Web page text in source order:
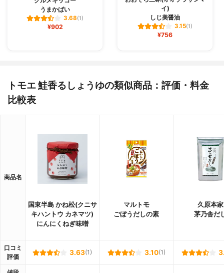
うまかばい
3.68(1)
¥902
イ)
しじ美醤油
3.15(1)
¥756
トモエ 鮭香るしょうゆの類似商品：評価・料金
比較表
商品名
国東半島 かね松(クニサ
キハントウ カネマツ)
にんにくねぎ味噌
マルトモ
ごぼうだしの素
久原本家
茅乃舎だ
口コミ
評価
3.63(1) 3.10(1)